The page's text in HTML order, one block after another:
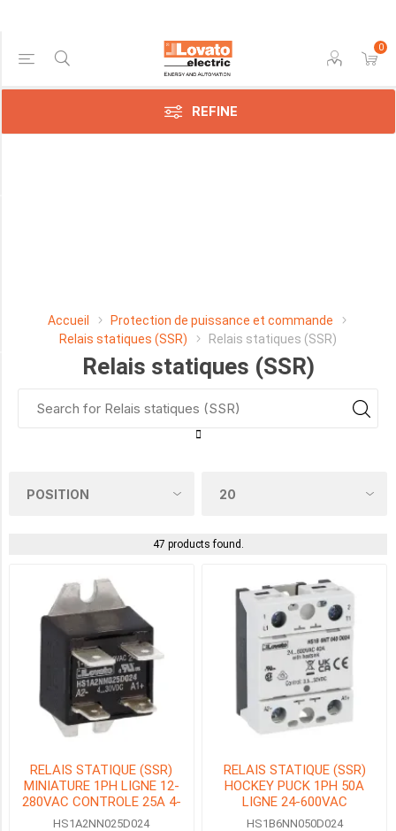
0
REFINE
Accueil
Protection de puissance et commande
Relais statiques (SSR)
Relais statiques (SSR)
Relais statiques (SSR)
47 products found.
RELAIS STATIQUE (SSR)
MINIATURE 1PH LIGNE 12-
280VAC CONTROLE 25A 4-
30VDC BORNES FASTON
HS1A2NN025D024
RELAIS STATIQUE (SSR)
HOCKEY PUCK 1PH 50A
LIGNE 24-600VAC
CONTROLE 3.5-32VDC
HS1B6NN050D024
Price Range
SpA
(47)
CHARGE RESISTIVE
(2)
24A
(1)
25A
(5)
(8)
5
MORE